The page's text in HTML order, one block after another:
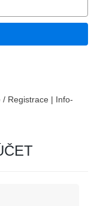
Registrace | Info-